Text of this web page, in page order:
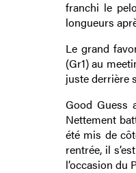
franchi le
longueurs
Le grand
(Gr1) au
juste derrière
Good Guess
Nettement
été mis de
rentrée, il
l’occasion du